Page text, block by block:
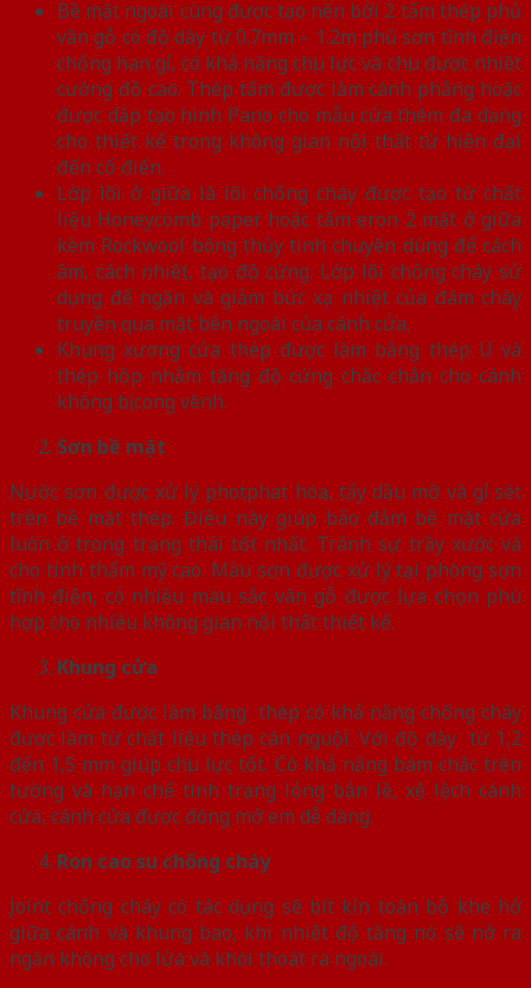
Bề mặt ngoài cùng được tạo nên bởi 2 tấm thép phủ
vân gỗ có độ dày từ 0.7mm – 1.2m phủ sơn tĩnh điện
chống han gỉ, có khả năng chịu lực và chịu được nhiệt
cường độ cao. Thép tấm được làm cánh phẳng hoặc
được dập tạo hình Pano cho mẫu cửa thêm đa dạng
cho thiết kế trong không gian nội thất từ hiện đại
đến cổ điển.
Lớp lõi ở giữa là lõi chống cháy được tạo từ chất
liệu Honeycomb paper hoặc tấm eron 2 mặt ở giữa
kèm Rockwool bông thủy tinh chuyên dùng để cách
âm, cách nhiệt, tạo độ cứng. Lớp lõi chống cháy sử
dụng để ngăn và giảm bức xạ nhiệt của đám cháy
truyền qua mặt bên ngoài của cánh cửa.
Khung xương cửa thép được làm bằng thép U và
thép hộp nhằm tăng độ cứng chắc chắn cho cánh
không bị cong vênh.
Sơn bề mặt
Nước sơn được xử lý photphat hóa, tẩy dầu mỡ và gỉ sét
trên bề mặt thép. Điều này giúp bảo đảm bề mặt cửa
luôn ở trong trạng thái tốt nhất. Tránh sự trầy xước và
cho tính thẩm mỹ cao. Màu sơn được xử lý tại phòng sơn
tĩnh điện, có nhiều màu sắc vân gỗ được lựa chọn phù
hợp cho nhiều không gian nội thất thiết kế.
Khung cửa
Khung cửa được làm bằng thép có khả năng chống cháy
được làm từ chất liệu thép cán nguội. Với độ dày từ 1,2
đến 1,5 mm giúp chịu lực tốt. Có khả năng bám chắc trên
tường và hạn chế tình trạng lỏng bản lề, xệ lệch cánh
cửa, cánh cửa được đóng mở em dễ dàng.
Ron cao su chống cháy
Joint chống cháy có tác dụng sẽ bít kín toàn bộ khe hở
giữa cánh và khung bao, khi nhiệt độ tăng nó sẽ nở ra
ngăn không cho lửa và khói thoát ra ngoài.